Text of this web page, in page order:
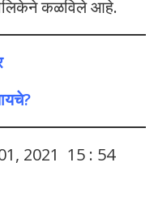
कळविले आहे.
2021 15 : 54